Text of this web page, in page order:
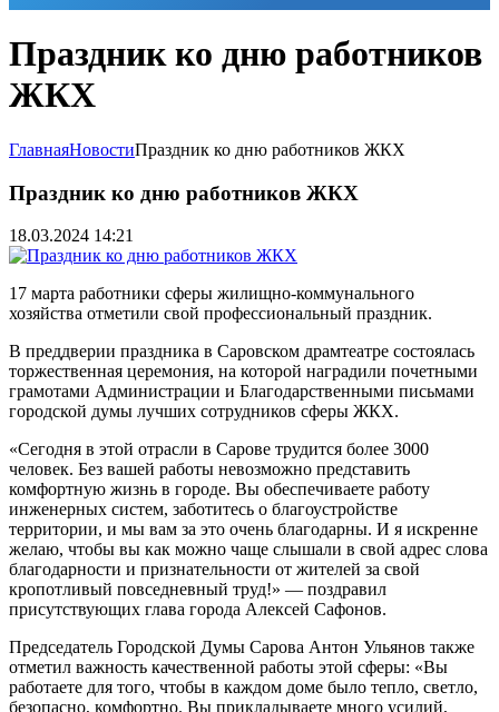
Праздник ко дню работников
ЖКХ
ГлавнаяНовостиПраздник ко дню работников ЖКХ
Праздник ко дню работников ЖКХ
18.03.2024 14:21
17 марта работники сферы жилищно-коммунального
хозяйства отметили свой профессиональный праздник.
В преддверии праздника в Саровском драмтеатре состоялась
торжественная церемония, на которой наградили почетными
грамотами Администрации и Благодарственными письмами
городской думы лучших сотрудников сферы ЖКХ.
«Сегодня в этой отрасли в Сарове трудится более 3000
человек. Без вашей работы невозможно представить
комфортную жизнь в городе. Вы обеспечиваете работу
инженерных систем, заботитесь о благоустройстве
территории, и мы вам за это очень благодарны. И я искренне
желаю, чтобы вы как можно чаще слышали в свой адрес слова
благодарности и признательности от жителей за свой
кропотливый повседневный труд!» — поздравил
присутствующих глава города Алексей Сафонов.
Председатель Городской Думы Сарова Антон Ульянов также
отметил важность качественной работы этой сферы: «Вы
работаете для того, чтобы в каждом доме было тепло, светло,
безопасно, комфортно. Вы прикладываете много усилий,